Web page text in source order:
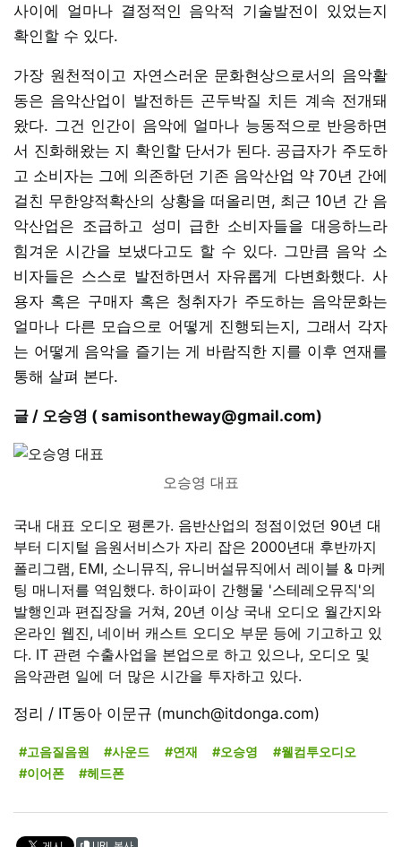
사이에 얼마나 결정적인 음악적 기술발전이 있었는지
확인할 수 있다.
가장 원천적이고 자연스러운 문화현상으로서의 음악활
동은 음악산업이 발전하든 곤두박질 치든 계속 전개돼
왔다. 그건 인간이 음악에 얼마나 능동적으로 반응하면
서 진화해왔는 지 확인할 단서가 된다. 공급자가 주도하
고 소비자는 그에 의존하던 기존 음악산업 약 70년 간에
걸친 무한양적확산의 상황을 떠올리면, 최근 10년 간 음
악산업은 조급하고 성미 급한 소비자들을 대응하느라
힘겨운 시간을 보냈다고도 할 수 있다. 그만큼 음악 소
비자들은 스스로 발전하면서 자유롭게 다변화했다. 사
용자 혹은 구매자 혹은 청취자가 주도하는 음악문화는
얼마나 다른 모습으로 어떻게 진행되는지, 그래서 각자
는 어떻게 음악을 즐기는 게 바람직한 지를 이후 연재를
통해 살펴 본다.
글 / 오승영 ( samisontheway@gmail.com)
오승영 대표
국내 대표 오디오 평론가. 음반산업의 정점이었던 90년 대
부터 디지털 음원서비스가 자리 잡은 2000년대 후반까지
폴리그램, EMI, 소니뮤직, 유니버설뮤직에서 레이블 & 마케
팅 매니저를 역임했다. 하이파이 간행물 '스테레오뮤직'의
발행인과 편집장을 거쳐, 20년 이상 국내 오디오 월간지와
온라인 웹진, 네이버 캐스트 오디오 부문 등에 기고하고 있
다. IT 관련 수출사업을 본업으로 하고 있으나, 오디오 및
음악관련 일에 더 많은 시간을 투자하고 있다.
정리 / IT동아 이문규 (munch@itdonga.com)
#고음질음원 #사운드 #연재 #오승영
#웰컴투오디오
#이어폰
#헤드폰